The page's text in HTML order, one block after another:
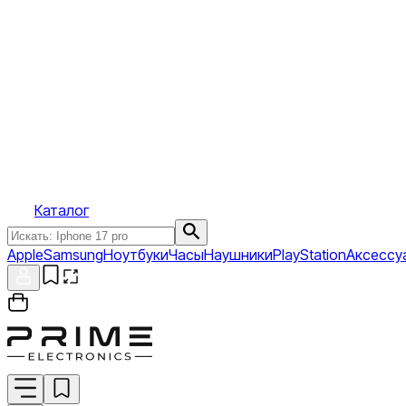
Каталог
AppleSamsungНоутбукиЧасыНаушникиPlayStation